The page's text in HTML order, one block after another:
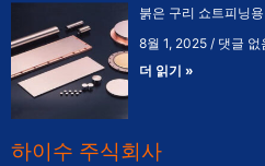
붉은 구리 쇼트피닝
8월 1, 2025
댓글 없
더 읽기 »
하이수 주식회사